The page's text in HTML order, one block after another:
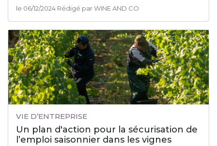
le 06/12/2024 Rédigé par WINE AND CO
VIE D’ENTREPRISE
Un plan d'action pour la sécurisation de
l’emploi saisonnier dans les vignes